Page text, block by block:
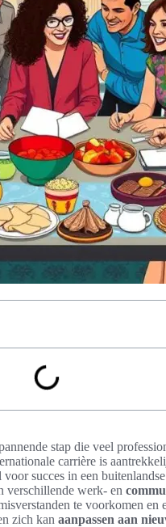
stap die veel
carrière is
voor succes in een
verschillende werk- en
te voorkomen en
zich kan aanpassen aan